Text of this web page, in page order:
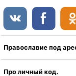
Православие под
Про личный код.